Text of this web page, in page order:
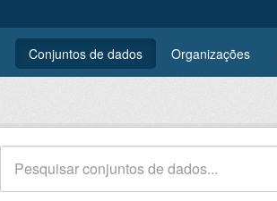
Conjuntos de dados Organizações